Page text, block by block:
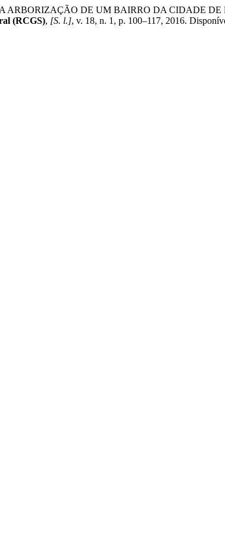
ARBORIZAÇÃO DE UM BAIRRO DA CIDADE
(RCGS), [S. l.], v. 18, n. 1, p. 100–117, 2016.